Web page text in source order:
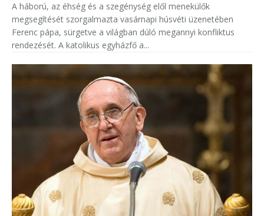
A háború, az éhség és a szegénység elől menekülők
megsegítését szorgalmazta vasárnapi húsvéti üzenetében
Ferenc pápa, sürgetve a világban dúló megannyi konfliktus
rendezését. A katolikus egyházfő a...